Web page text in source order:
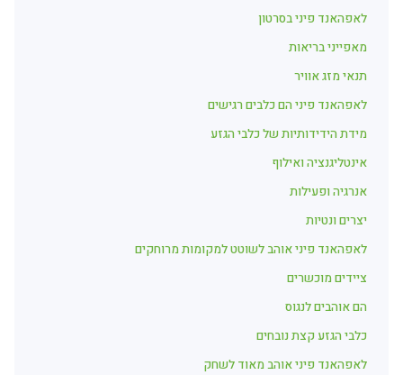
לאפהאנד פיני בסרטון
מאפייני בריאות
תנאי מזג אוויר
לאפהאנד פיני הם כלבים רגישים
מידת הידידותיות של כלבי הגזע
אינטליגנציה ואילוף
אנרגיה ופעילות
יצרים ונטיות
לאפהאנד פיני אוהב לשוטט למקומות מרוחקים
ציידים מוכשרים
הם אוהבים לנגוס
כלבי הגזע קצת נובחים
לאפהאנד פיני אוהב מאוד לשחק